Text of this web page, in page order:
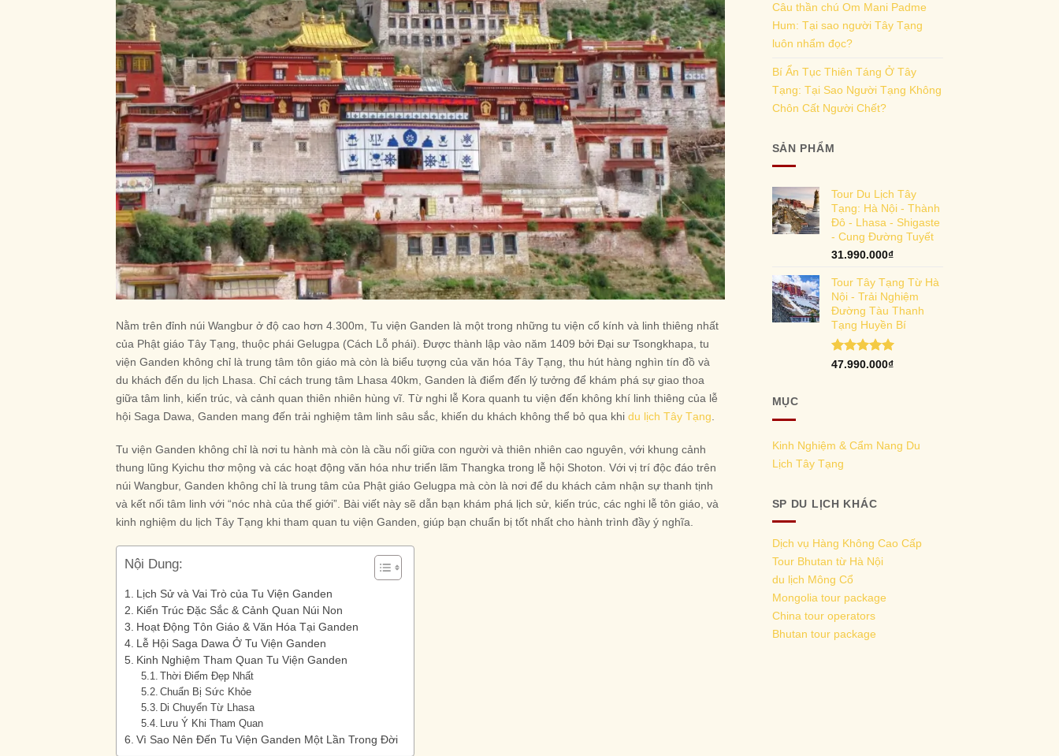
Nằm trên đỉnh núi Wangbur ở độ cao hơn 4.300m, Tu viện Ganden là một trong những tu viện cổ kính và linh thiêng nhất
của Phật giáo Tây Tạng, thuộc phái Gelugpa (Cách Lỗ phái). Được thành lập vào năm 1409 bởi Đại sư Tsongkhapa, tu
viện Ganden không chỉ là trung tâm tôn giáo mà còn là biểu tượng của văn hóa Tây Tạng, thu hút hàng nghìn tín đồ và
du khách đến du lịch Lhasa. Chỉ cách trung tâm Lhasa 40km, Ganden là điểm đến lý tưởng để khám phá sự giao thoa
giữa tâm linh, kiến trúc, và cảnh quan thiên nhiên hùng vĩ. Từ nghi lễ Kora quanh tu viện đến không khí linh thiêng của lễ
hội Saga Dawa, Ganden mang đến trải nghiệm tâm linh sâu sắc, khiến du khách không thể bỏ qua khi du lịch Tây Tạng
Tu viện Ganden không chỉ là nơi tu hành mà còn là cầu nối giữa con người và thiên nhiên cao nguyên, với khung cảnh
thung lũng Kyichu thơ mộng và các hoạt động văn hóa như triển lãm Thangka trong lễ hội Shoton. Với vị trí độc đáo trên
núi Wangbur, Ganden không chỉ là trung tâm của Phật giáo Gelugpa mà còn là nơi để du khách cảm nhận sự thanh tịnh
và kết nối tâm linh với “nóc nhà của thế giới”. Bài viết này sẽ dẫn bạn khám phá lịch sử, kiến trúc, các nghi lễ tôn giáo, và
kinh nghiệm du lịch Tây Tạng khi tham quan tu viện Ganden, giúp bạn chuẩn bị tốt nhất cho hành trình đầy ý nghĩa.
Nội Dung:
Lịch Sử và Vai Trò của Tu Viện Ganden
Kiến Trúc Đặc Sắc & Cảnh Quan Núi Non
Hoạt Động Tôn Giáo & Văn Hóa Tại Ganden
Lễ Hội Saga Dawa Ở Tu Viện Ganden
Kinh Nghiệm Tham Quan Tu Viện Ganden
Thời Điểm Đẹp Nhất
Chuẩn Bị Sức Khỏe
Di Chuyển Từ Lhasa
Lưu Ý Khi Tham Quan
Vì Sao Nên Đến Tu Viện Ganden Một Lần Trong Đời
Câu thần chú Om Mani Padme
Hum: Tại sao người Tây Tạng
luôn nhẩm đọc?
Bí Ẩn Tục Thiên Táng Ở Tây
Tạng: Tại Sao Người Tạng Không
Chôn Cất Người Chết?
SẢN PHẨM
Tour Du Lịch Tây
Tạng: Hà Nội - Thành
Đô - Lhasa - Shigaste
- Cung Đường Tuyết
31.990.000₫
Tour Tây Tạng Từ Hà
Nội - Trải Nghiệm
Đường Tàu Thanh
Tạng Huyền Bí
Rated 5.00
47.990.000₫
MỤC
Kinh Nghiệm & Cẩm Nang Du
Lịch Tây Tạng
SP DU LỊCH KHÁC
Dịch vụ Hàng Không Cao Cấp
Tour Bhutan từ Hà Nội
du lịch Mông Cổ
Mongolia tour package
China tour operators
Bhutan tour package